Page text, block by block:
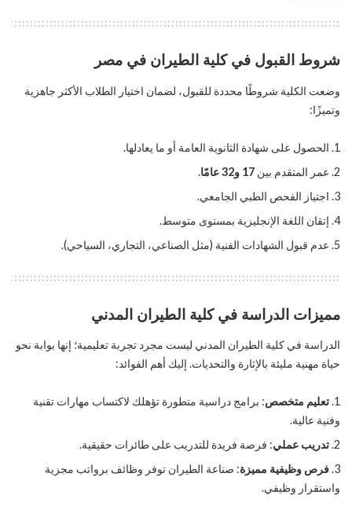
شروط القبول في كلية الطيران في مصر
وضعت الكلية شروطًا محددة للقبول، لضمان اختيار الطلاب الأكثر جاهزية
وتميزًا:
الحصول على شهادة الثانوية العامة أو ما يعادلها.
عمر المتقدم بين 17 و32 عامًا
.
اجتياز الفحص الطبي الجامعي.
إتقان اللغة الإنجليزية بمستوى متوسط.
عدم قبول الشهادات الفنية (مثل الصناعي، التجاري، السياحي).
مميزات الدراسة في كلية الطيران المدني
الدراسة في كلية الطيران المدني ليست مجرد تجربة تعليمية؛ إنها بوابة نحو
حياة مهنية مليئة بالإثارة والتحديات. إليك أهم الفوائد:
تعليم متخصص: برامج دراسية متطورة تؤهلك لاكتساب مهارات تقنية
وفنية عالية.
تدريب عملي: فرصة فريدة للتدريب على طائرات حقيقية.
فرص وظيفية مميزة: صناعة الطيران توفر وظائف برواتب مجزية
واستقرار وظيفي.